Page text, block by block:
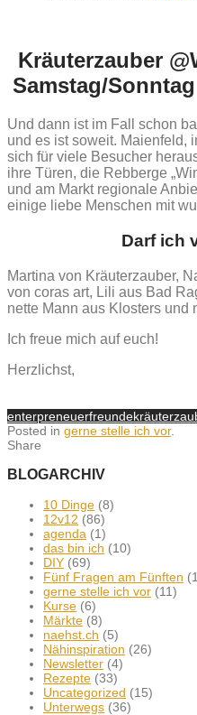
Kräuterzauber
Samstag/
Und dann ist im Fall schon
und es ist soweit. Maienfeld,
sich für viele Besucher
ihre Türen, die Rebberge
und am Markt regionale
einige liebe Menschen mit
Darf ich
Martina von Kräuterzauber,
von coras art, Lili aus Bad
nette Mann aus Klosters und
Ich freue mich auf euch!
Herzlichst,
enterpreneuerfreunde
Posted in gerne stelle ich vor.
Share
BLOGARCHIV
10 Dinge (8)
12v12 (86)
agenda (1)
das bin ich (10)
DIY (69)
Fünf Fragen am Fünften
gerne stelle ich vor (11)
Kurse (6)
Märkte (8)
naehst.ch (5)
Nähinspiration (26)
Newsletter (4)
Rezepte (33)
Uncategorized (15)
Unterwegs (36)